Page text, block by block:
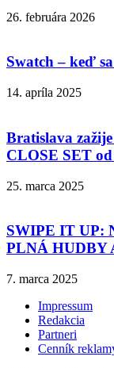
26. februára 2026
Swatch – keď
14. apríla 2025
Bratislava
CLOSE SET
25. marca 2025
SWIPE IT UP:
PLNÁ HUDBY
7. marca 2025
Impressum
Redakcia
Partneri
Cenník